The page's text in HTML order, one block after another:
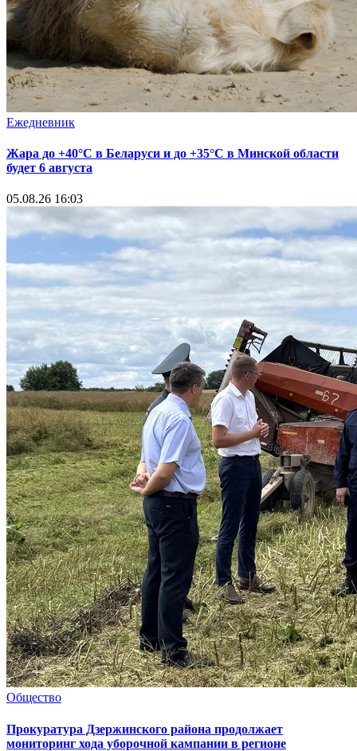
Ежедневник
Жара до +40°С в Беларуси и до +35°С в Минской области
будет 6 августа
05.08.26 16:03
Общество
Прокуратура Дзержинского района продолжает
мониторинг хода уборочной кампании в регионе